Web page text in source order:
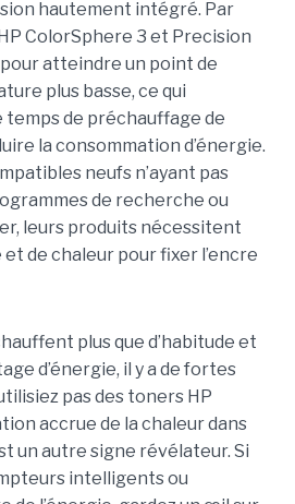
hautement intégré. Par
ColorSphere 3 et Precision
atteindre un point de
plus basse, ce qui
de préchauffage de
la consommation d’énergie.
neufs n’ayant pas
de recherche ou
leurs produits nécessitent
de chaleur pour fixer l’encre
plus que d’habitude et
d’énergie, il y a de fortes
pas des toners HP
accrue de la chaleur dans
un autre signe révélateur. Si
intelligents ou